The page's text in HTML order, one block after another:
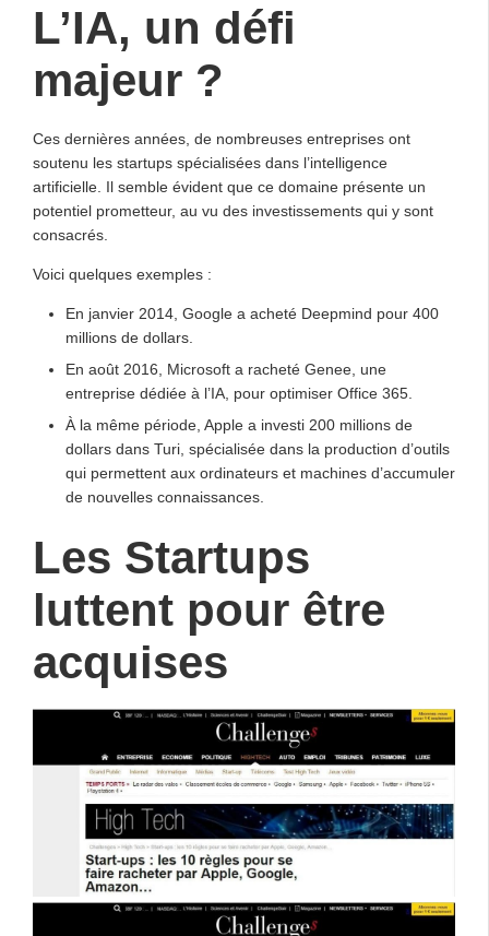
L’IA, un défi
majeur ?
Ces dernières années, de nombreuses entreprises ont
soutenu les startups spécialisées dans l’intelligence
artificielle. Il semble évident que ce domaine présente un
potentiel prometteur, au vu des investissements qui y sont
consacrés.
Voici quelques exemples :
En janvier 2014, Google a acheté Deepmind pour 400
millions de dollars.
En août 2016, Microsoft a racheté Genee, une
entreprise dédiée à l’IA, pour optimiser Office 365.
À la même période, Apple a investi 200 millions de
dollars dans Turi, spécialisée dans la production d’outils
qui permettent aux ordinateurs et machines d’accumuler
de nouvelles connaissances.
Les Startups
luttent pour être
acquises